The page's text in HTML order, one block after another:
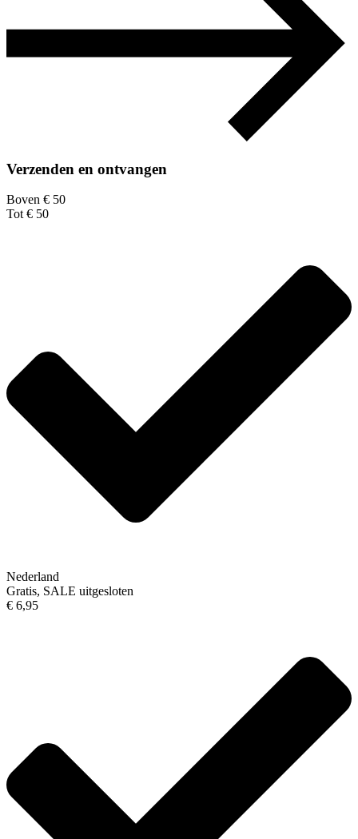
Verzenden en ontvangen
Boven € 50
Tot € 50
Nederland
Gratis, SALE uitgesloten
€ 6,95